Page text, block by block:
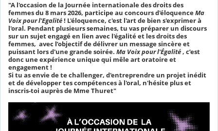
"A l'occasion de la Journée internationale des droits des
femmes du 8 mars 2026, participe au concours d'éloquenceMa
Voix pour l'Egalité! L'éloquence, c'est l'art de bien s'exprimer à
l'oral. Pendant plusieurs semaines, tu vas préparer un discours
sur un sujet engagé en lien avec l'égalité et les droits des
femmes, avec l’objectif de délivrer un message sincère et
puissant lors d'une grande soirée. Ma Voix pour l'Égalité, c’est
donc une expérience unique qui mêle art oratoire et
engagement !
Si tu as envie de te challenger, d'entreprendre un projet inédit
et de développer tes compétences à l'oral, n'hésite plus et
inscris-toi auprès de Mme Thuret"